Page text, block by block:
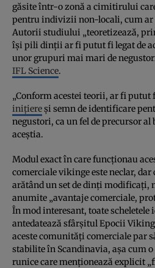
găsite într-o zonă a cimitirului
pentru indivizii non-locali, cum
Autorii studiului „teoretizează,
își pili dinții ar fi putut fi legat de
unor grupuri mai mari de
IFL Science.
„Conform acestei teorii, ar fi putut
inițiereși semn de identificare
negustori, ca un fel de precursor al
aceștia.
Modul exact în care funcționau
comerciale vikinge este neclar, dar
arătând un set de dinți modificați,
anumite „avantaje comerciale,
În mod interesant, toate scheletele
antedatează sfârșitul Epocii
aceste comunități comerciale par
stabilite în Scandinavia, așa cum
runice care menționează explicit